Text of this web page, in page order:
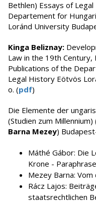
Bethlen) Essays of
Departement for
Loránd University
Kinga Beliznay:
Law in the 19th
Publications of the
Legal History Eötvös
o. (pdf)
Die Elemente der
(Studien zum
Barna Mezey)
Máthé Gábor: Die
Krone -
Mezey Barna:
Rácz Lajos:
staatsrechtlichen